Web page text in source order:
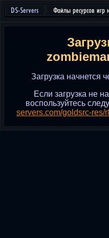
DS-Servers Файлы ресурсов игр
Загрузка начнется
Если загрузка не
воспользуйтесь
servers.com/goldsrc-res/